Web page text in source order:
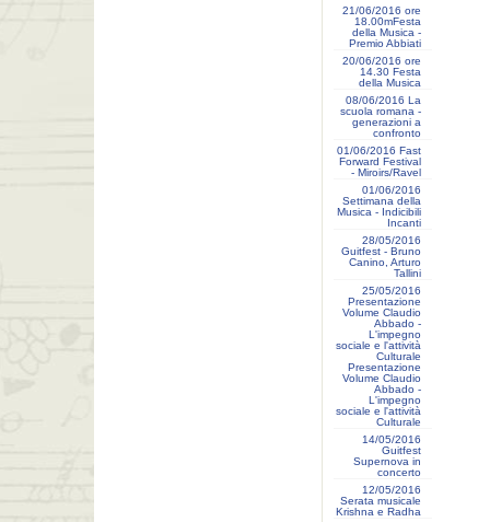
21/06/2016 ore
18.00mFesta
della Musica -
Premio Abbiati
20/06/2016 ore
14.30 Festa
della Musica
08/06/2016 La
scuola romana -
generazioni a
confronto
01/06/2016 Fast
Forward Festival
- Miroirs/Ravel
01/06/2016
Settimana della
Musica - Indicibili
Incanti
28/05/2016
Guitfest - Bruno
Canino, Arturo
Tallini
25/05/2016
Presentazione
Volume Claudio
Abbado -
L'impegno
sociale e l'attività
Culturale
Presentazione
Volume Claudio
Abbado -
L'impegno
sociale e l'attività
Culturale
14/05/2016
Guitfest
Supernova in
concerto
12/05/2016
Serata musicale
Krishna e Radha